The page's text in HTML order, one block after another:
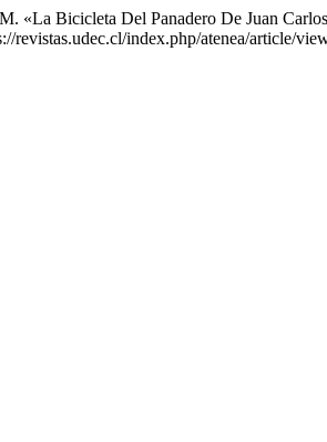
«La Bicicleta Del Panadero De Juan
revistas.udec.cl/index.php/atenea/article/